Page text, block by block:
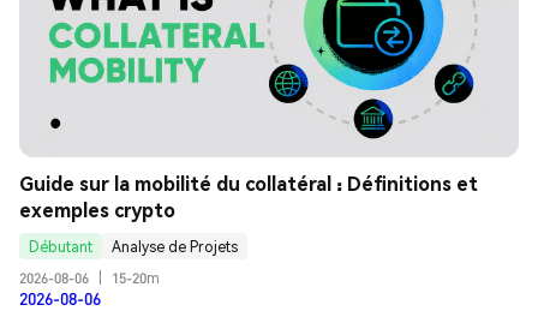
Guide sur la mobilité du collatéral : Définitions et
exemples crypto
Débutant
Analyse de Projets
2026-08-06
15-20m
2026-08-06